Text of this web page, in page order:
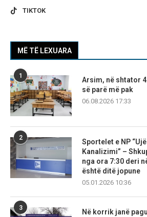
TIKTOK
MË TË LEXUARA
1
Arsim, në shtator
së parë më pak
06.08.2026 17:33
2
Sportelet e NP
Kanalizimi” –
nga ora 7:30 deri
është ditë jopune
05.01.2026 10:36
3
Në korrik janë